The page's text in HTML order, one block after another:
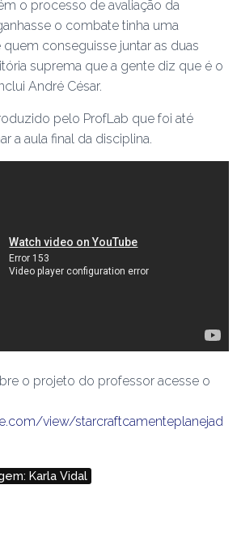
o processo de avaliação da
o combate tinha uma
conseguisse juntar as duas
suprema que a gente diz que é o
André César.
pelo ProfLab que foi até
a aula final da disciplina.
o projeto do professor acesse o
view/starcraftcamenteplanejad
Karla Vidal